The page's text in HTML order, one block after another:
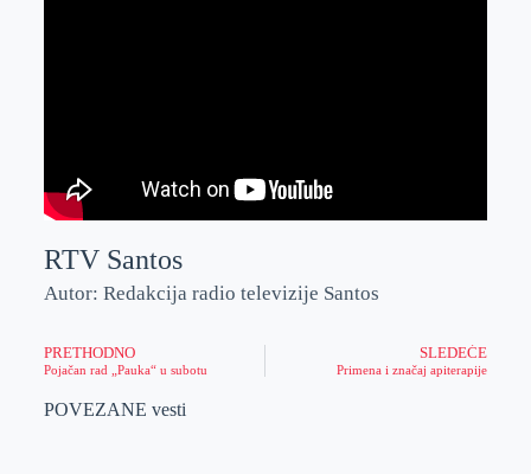
RTV Santos
Autor: Redakcija radio televizije Santos
PRETHODNO
Pojačan rad „Pauka“ u subotu
SLEDEĆE
Primena i značaj apiterapije
POVEZANE vesti